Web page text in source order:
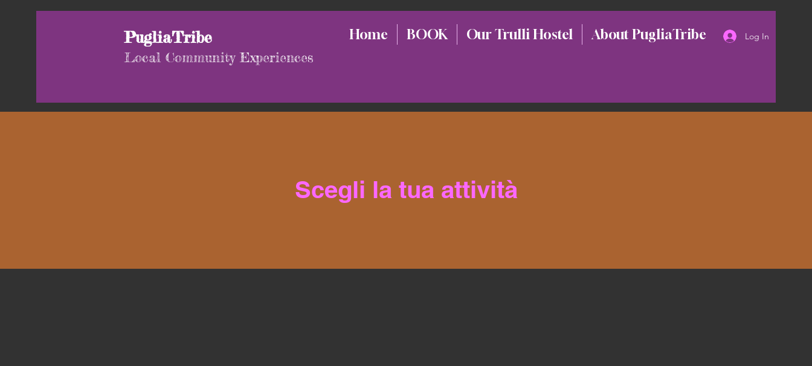
PugliaTribe
Local Community Experiences
Home BOOK Our Trulli Hostel About PugliaTribe Log In
Scegli la tua attività